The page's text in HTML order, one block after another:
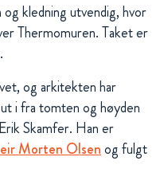
kledning utvendig, hvor
Thermomuren. Taket er
og arkitekten har
i fra tomten og høyden
Skamfer. Han er
Morten Olsenog fulgt